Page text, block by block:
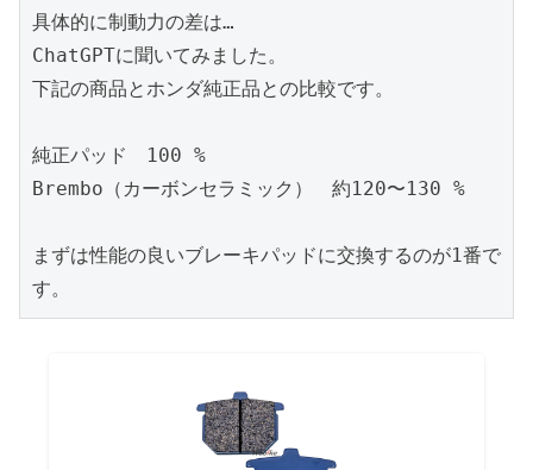
具体的に制動力の差は…
ChatGPTに聞いてみました。
下記の商品とホンダ純正品との比較です。
純正パッド　100 %
Brembo（カーボンセラミック）　約120〜130 %
まずは性能の良いブレーキパッドに交換するのが1番で
す。